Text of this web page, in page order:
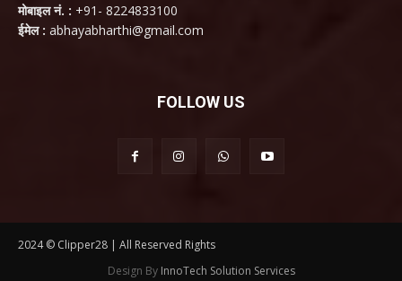
मोबाइल नं. : +91- 8224833100
ईमेल : abhayabharthi@gmail.com
FOLLOW US
2024 © Clipper28 | All Reserved Rights
Design By InnoTech Solution Services